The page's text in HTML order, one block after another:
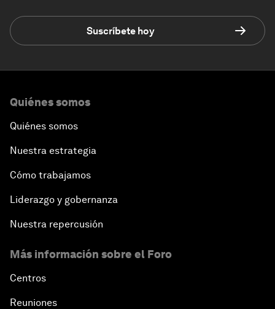
Suscríbete hoy
Quiénes somos
Quiénes somos
Nuestra estrategia
Cómo trabajamos
Liderazgo y gobernanza
Nuestra repercusión
Más información sobre el Foro
Centros
Reuniones